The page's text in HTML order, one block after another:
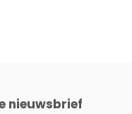
nieuwsbrief